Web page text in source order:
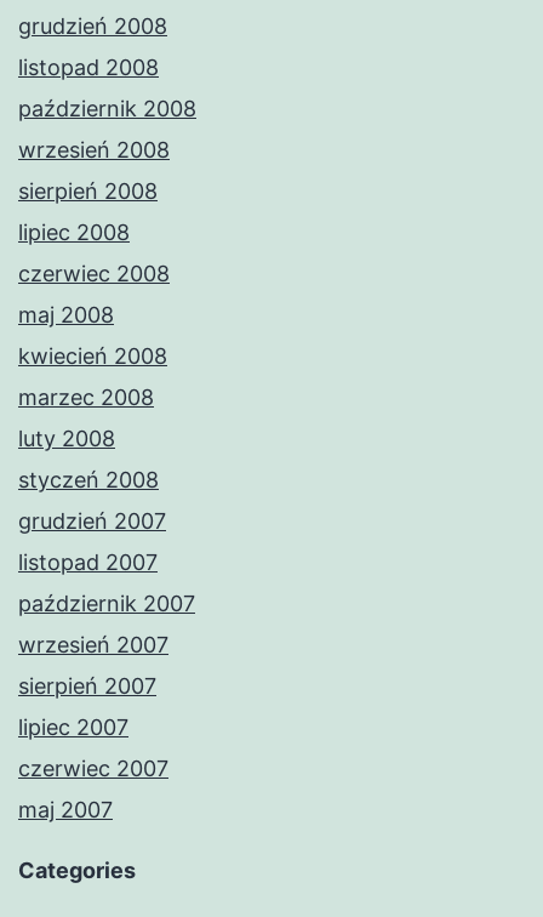
grudzień 2008
listopad 2008
październik 2008
wrzesień 2008
sierpień 2008
lipiec 2008
czerwiec 2008
maj 2008
kwiecień 2008
marzec 2008
luty 2008
styczeń 2008
grudzień 2007
listopad 2007
październik 2007
wrzesień 2007
sierpień 2007
lipiec 2007
czerwiec 2007
maj 2007
Categories